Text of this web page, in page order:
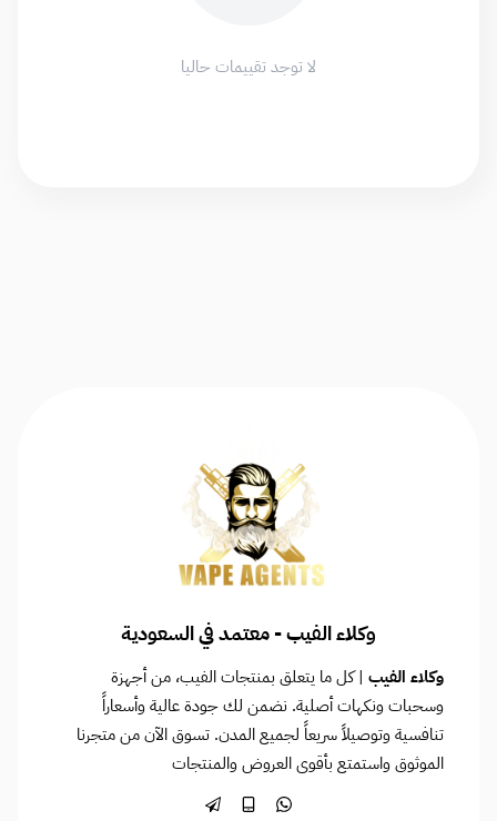
لا توجد تقييمات حاليا
وكلاء الفيب - معتمد في السعودية
وكلاء الفيب | كل ما يتعلق بمنتجات الفيب، من أجهزة
وسحبات ونكهات أصلية. نضمن لك جودة عالية وأسعاراً
تنافسية وتوصيلاً سريعاً لجميع المدن. تسوق الآن من متجرنا
الموثوق واستمتع بأقوى العروض والمنتجات